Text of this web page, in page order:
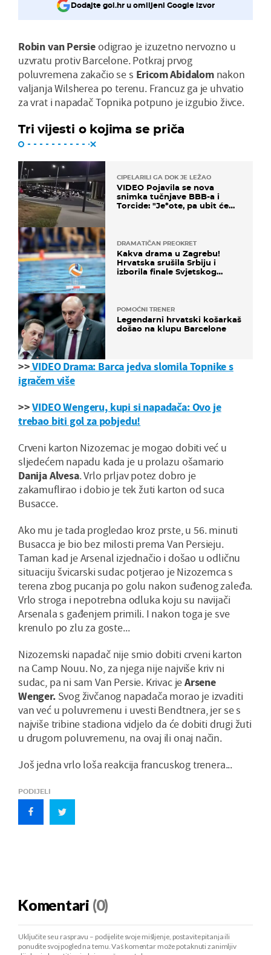
Dodajte gol.hr u omiljeni Google izvor
Robin van Persieodigrao je izuzetno nervozno u
uzvratu protiv Barcelone. Potkraj prvog
poluvremena zakačio se s Ericom Abidalomnakon
valjanja Wilsherea po terenu. Francuz ga je uhvatio
za vrat i napadač Topnika potpuno je izgubio živce.
Tri vijesti o kojima se priča
CIPELARILI GA DOK JE LEŽAO
VIDEO Pojavila se nova
snimka tučnjave BBB-a i
Torcide: "Je*ote, pa ubit će
DRAMATIČAN PREOKRET
Kakva drama u Zagrebu!
Hrvatska srušila Srbiju i
izborila finale Svjetskog
POMOĆNI TRENER
Legendarni hrvatski košarkaš
došao na klupu Barcelone
>>VIDEO Drama: Barca jedva slomila Topnike s
igračem više
>>VIDEO Wengeru, kupi si napadača: Ovo je
trebao biti gol za pobjedu!
Crveni karton Nizozemac je mogao dobiti već u
sljedećem napadu kada je u prolazu ošamario
Danija Alvesa. Vrlo prljav potez dobro je
zakamuflirao i dobio je tek žuti karton od suca
Busacce.
Ako mu je tada progledao kroz prste, u 56. minuti
Busacca je bio bez milosti prema Van Persieju.
Taman kad je Arsenal izjednačio i došao u odličnu
situaciju švicarski sudac potjerao je Nizozemca s
terena zbog pucanja po golu nakon suđenog zaleđa.
Vrlo stroga i nepotrebna odluka koju su navijači
Arsenala s gađenjem primili. I nakon toga je sve
krenulo po zlu za goste...
Nizozemski napadač nije smio dobiti crveni karton
na Camp Nouu. No, za njega nije najviše kriv ni
sudac, pa ni sam Van Persie. Krivac jeArsene
Wenger.Svog živčanog napadača morao je izvaditi
van već u poluvremenu i uvesti Bendtnera, jer se s
najviše tribine stadiona vidjelo da će dobiti drugi žuti
u drugom poluvremenu, na ovaj ili onaj način.
Još jedna vrlo loša reakcija francuskog trenera...
PODIJELI
Komentari (0)
Uključite se u raspravu – podijelite svoje mišljenje, postavite pitanja ili
ponudite svoj pogled na temu. Vaš komentar može potaknuti zanimljiv